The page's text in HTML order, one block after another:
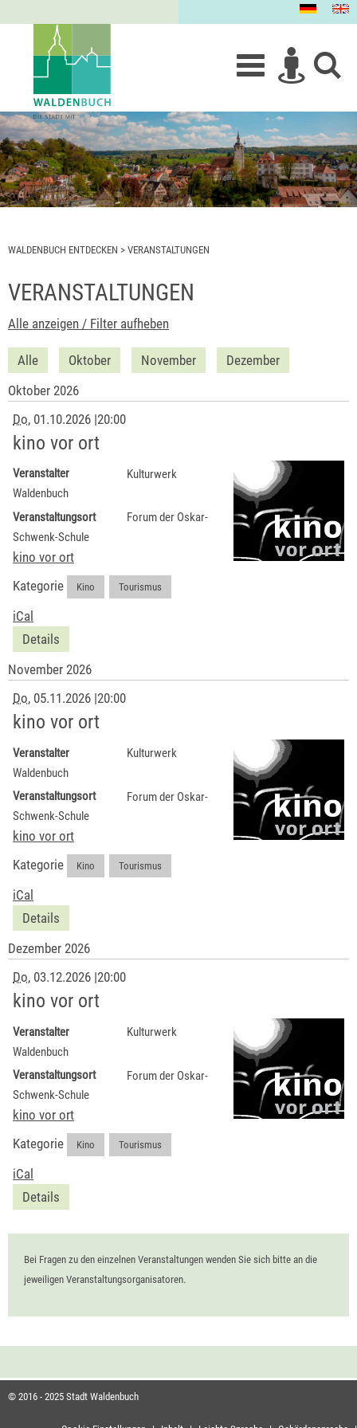
WALDENBUCH ENTDECKEN > VERANSTALTUNGEN
VERANSTALTUNGEN
Alle anzeigen / Filter aufheben
Alle Oktober November
Dezember
Oktober 2026
Do, 01.10.2026 |20:00
kino vor ort
Veranstalter
Kulturwerk
Waldenbuch
Veranstaltungsort
Forum der Oskar-
Schwenk-Schule
kino vor ort
Kategorie
Kino Tourismus
iCal
Details
November 2026
Do, 05.11.2026 |20:00
kino vor ort
Veranstalter
Kulturwerk
Waldenbuch
Veranstaltungsort
Forum der Oskar-
Schwenk-Schule
kino vor ort
Kategorie
Kino Tourismus
iCal
Details
Dezember 2026
Do, 03.12.2026 |20:00
kino vor ort
Veranstalter
Kulturwerk
Waldenbuch
Veranstaltungsort
Forum der Oskar-
Schwenk-Schule
kino vor ort
Kategorie
Kino Tourismus
iCal
Details
Bei Fragen zu den einzelnen Veranstaltungen wenden Sie sich bitte an die
jeweiligen Veranstaltungsorganisatoren.
© 2016 - 2025 Stadt Waldenbuch